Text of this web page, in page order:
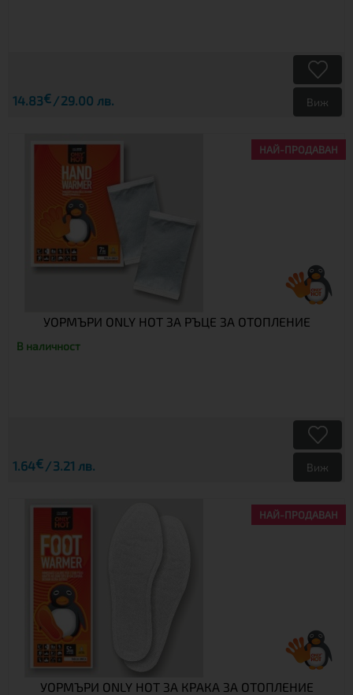
14.83€ 29.00 лв. Виж
НАЙ-ПРОДАВАН
УОРМЪРИ ONLY HOT ЗА РЪЦЕ ЗА ОТОПЛЕНИЕ
В наличност
1.64€ 3.21 лв. Виж
НАЙ-ПРОДАВАН
УОРМЪРИ ONLY HOT ЗА КРАКА ЗА ОТОПЛЕНИЕ